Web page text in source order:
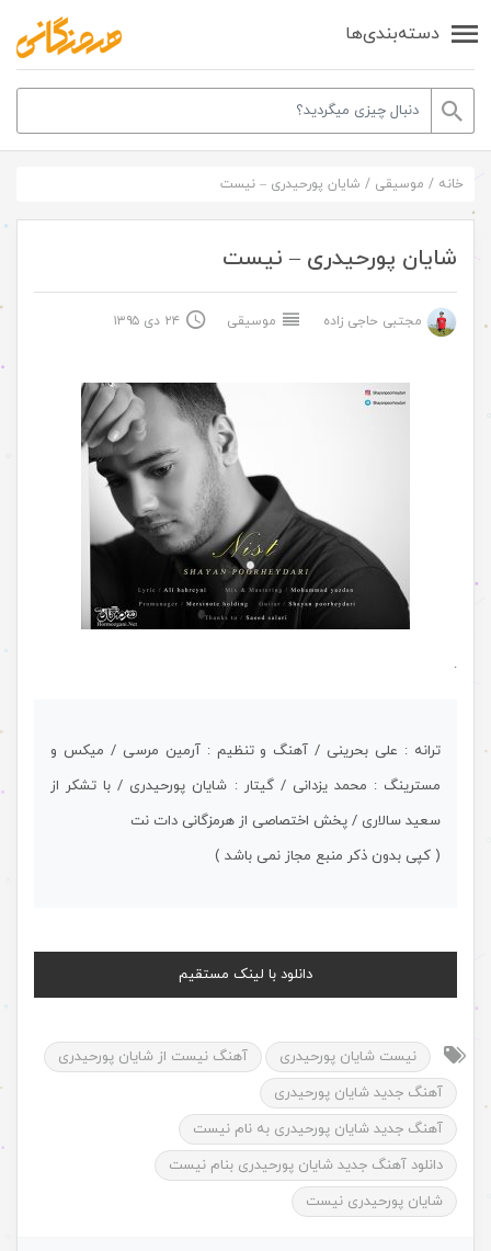
دسته‌بندی‌ها
خانه / موسیقی / شایان پورحیدری – نیست
شایان پورحیدری – نیست
مجتبی حاجی زاده موسیقی ۲۴ دی ۱۳۹۵
.
ترانه : علی بحرینی / آهنگ و تنظیم : آرمین مرسی / میکس و
مسترینگ : محمد یزدانی / گیتار : شایان پورحیدری / با تشکر از
سعید سالاری / پخش اختصاصی از هرمزگانی دات نت
( کپی بدون ذکر منبع مجاز نمی باشد )
دانلود با لینک مستقیم
نیست شایان پورحیدری
آهنگ نیست از شایان پورحیدری
آهنگ جدید شایان پورحیدری
آهنگ جدید شایان پورحیدری به نام نیست
دانلود آهنگ جدید شایان پورحیدری بنام نیست
شایان پورحیدری نیست